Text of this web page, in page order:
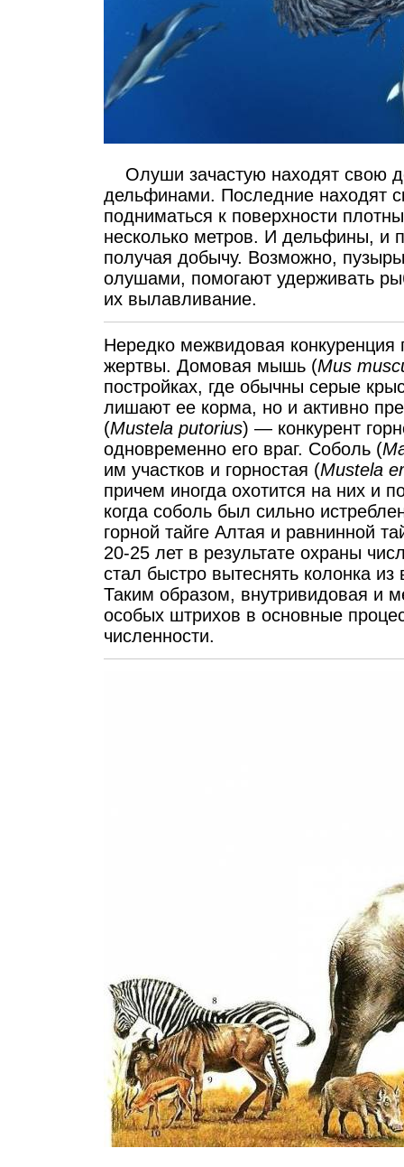
Олуши зачастую находят свою
дельфинами. Последние находят
подниматься к поверхности
несколько метров. И дельфины, и
получая добычу. Возможно,
олушами, помогают удерживать
их вылавливание.
Нередко межвидовая
жертвы. Домовая мышь (Mus
постройках, где обычны серые
лишают ее корма, но и активно
(Mustela putorius) — конкурент
одновременно его враг. Соболь (
им участков и горностая (Mustela
причем иногда охотится на них и
когда соболь был сильно
горной тайге Алтая и равнинной
20-25 лет в результате охраны
стал быстро вытеснять колонка
Таким образом, внутривидовая и
особых штрихов в основные
численности.